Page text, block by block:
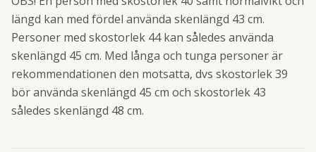
längd kan med fördel använda skenlängd 43 cm.
Personer med skostorlek 44 kan således använda
skenlängd 45 cm. Med långa och tunga personer är
rekommendationen den motsatta, dvs skostorlek 39
bör använda skenlängd 45 cm och skostorlek 43
således skenlängd 48 cm.